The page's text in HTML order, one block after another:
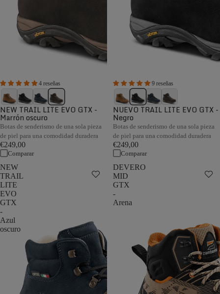
4 reseñas
NEW TRAIL LITE EVO GTX -
Marrón oscuro
Botas de senderismo de una sola pieza
de piel para una comodidad duradera
€249,00
Comparar
9 reseñas
NUEVO TRAIL LITE EVO GTX -
Negro
Botas de senderismo de una sola pieza
de piel para una comodidad duradera
€249,00
Comparar
NEW
TRAIL
LITE
EVO
GTX
-
Azul
oscuro
DEVERO
MID
GTX
-
Arena